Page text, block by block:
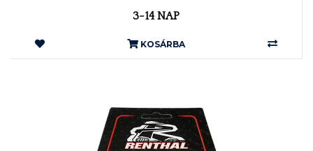
3-14 NAP
KOSÁRBA